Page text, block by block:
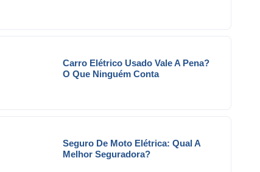
Carro Elétrico Usado Vale A Pena?
O Que Ninguém Conta
Seguro De Moto Elétrica: Qual A
Melhor Seguradora?